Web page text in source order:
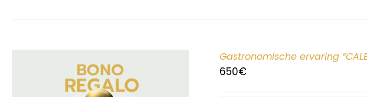
Gastronomische ervaring
650€